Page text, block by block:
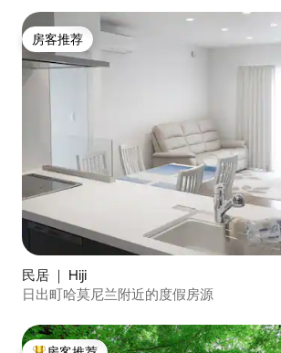
房客推荐
房客推荐
民居 ｜ Hiji
日出町哈莫尼兰附近的度假房源